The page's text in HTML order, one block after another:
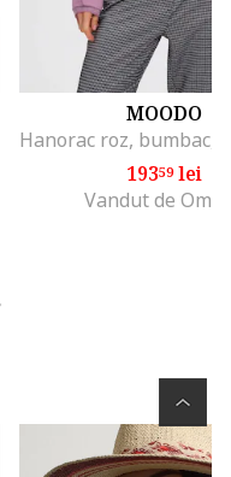
MOODO
19359lei
Vandut de